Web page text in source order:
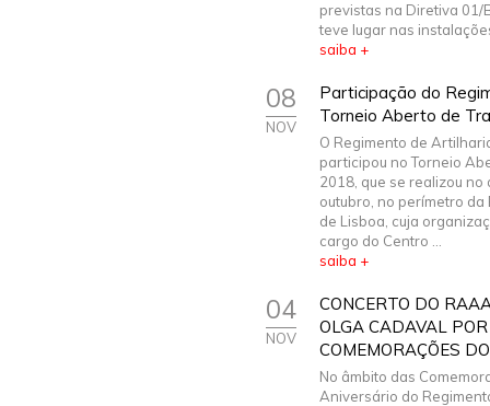
previstas na Diretiva 01/
teve lugar nas
saiba +
08
NOV
Participação do
Torneio Aberto de
O Regimento de
participou no Torneio
2018, que se realizou no
outubro, no perímetro da
de Lisboa, cuja
cargo do Centro ...
saiba +
04
NOV
CONCERTO DO
OLGA CADAVAL
COMEMORAÇÕES
No âmbito das
Aniversário do